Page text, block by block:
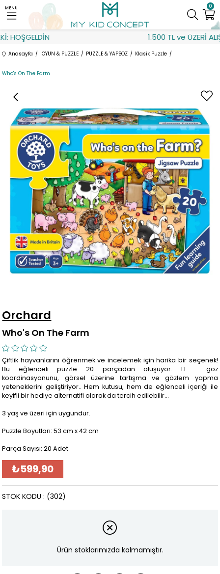
1.500 TL ve ÜZERİ
0
MENU
Anasayfa OYUN & PUZZLE PUZZLE & YAPBOZ Klasik Puzzle
Who's On The Farm
Orchard
Who's On The Farm
Çiftlik hayvanlarını öğrenmek ve incelemek için harika bir seçenek!
Bu eğlenceli puzzle 20 parçadan oluşuyor. El - göz
koordinasyonunu, görsel üzerine tartışma ve gözlem yapma
yeteneklerini geliştiriyor.. Hem kutusu, hem de eğlenceli içeriği ile
keyifli bir hediye alternatifi olarak da tercih edilebilir...
3 yaş ve üzeri için uygundur.
Puzzle Boyutları: 53 cm x 42 cm
Parça Sayısı: 20 Adet
₺599,90
(302)
STOK KODU
Ürün stoklarımızda kalmamıştır.